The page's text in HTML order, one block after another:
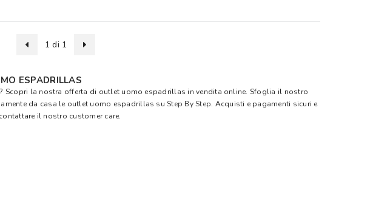
1 di 1
ESPADRILLAS
Scopri la nostra offerta di outlet uomo espadrillas in vendita online. Sfoglia il nostro
da casa le outlet uomo espadrillas suStep By Step. Acquisti e pagamenti sicuri e
il nostro customer care.